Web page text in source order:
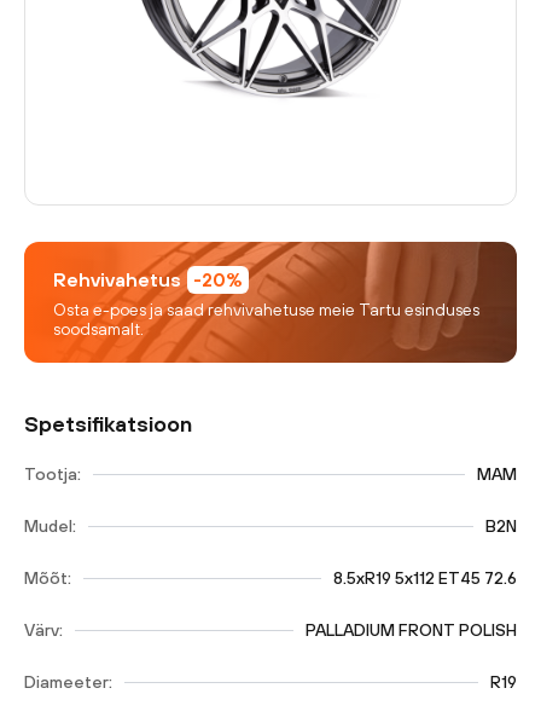
Rehvivahetus -20%
Osta e-poes ja saad rehvivahetuse meie Tartu esinduses
soodsamalt.
Spetsifikatsioon
Tootja: MAM
Mudel: B2N
Mõõt: 8.5xR19 5x112 ET45 72.6
Värv: PALLADIUM FRONT POLISH
Diameeter: R19